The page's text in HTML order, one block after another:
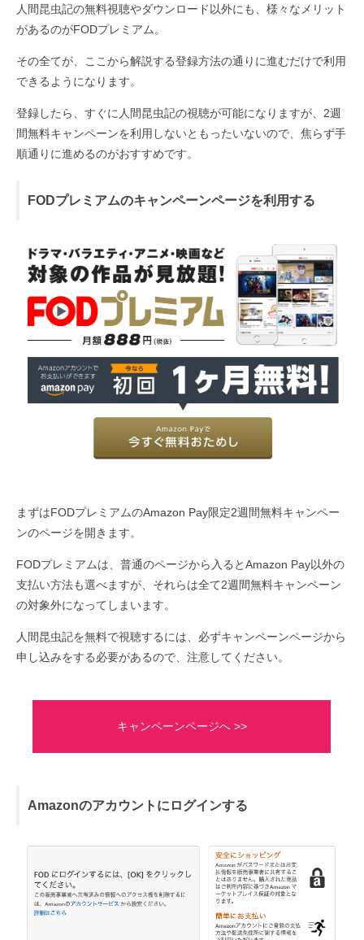
人間昆虫記の無料視聴やダウンロード以外にも、様々なメリット
があるのがFODプレミアム。
その全てが、ここから解説する登録方法の通りに進むだけで利用
できるようになります。
登録したら、すぐに人間昆虫記の視聴が可能になりますが、2週
間無料キャンペーンを利用しないともったいないので、焦らず手
順通りに進めるのがおすすめです。
FODプレミアムのキャンペーンページを利用する
まずはFODプレミアムのAmazon Pay限定2週間無料キャンペー
ンのページを開きます。
FODプレミアムは、普通のページから入るとAmazon Pay以外の
支払い方法も選べますが、それらは全て2週間無料キャンペーン
の対象外になってしまいます。
人間昆虫記を無料で視聴するには、必ずキャンペーンページから
申し込みをする必要があるので、注意してください。
キャンペーンページへ >>
Amazonのアカウントにログインする